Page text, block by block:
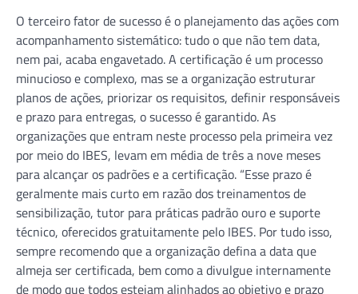
O terceiro fator de sucesso é o planejamento das ações com
acompanhamento sistemático: tudo o que não tem data,
nem pai, acaba engavetado. A certificação é um processo
minucioso e complexo, mas se a organização estruturar
planos de ações, priorizar os requisitos, definir responsáveis
e prazo para entregas, o sucesso é garantido. As
organizações que entram neste processo pela primeira vez
por meio do IBES, levam em média de três a nove meses
para alcançar os padrões e a certificação. “Esse prazo é
geralmente mais curto em razão dos treinamentos de
sensibilização, tutor para práticas padrão ouro e suporte
técnico, oferecidos gratuitamente pelo IBES. Por tudo isso,
sempre recomendo que a organização defina a data que
almeja ser certificada, bem como a divulgue internamente
de modo que todos estejam alinhados ao objetivo e prazo